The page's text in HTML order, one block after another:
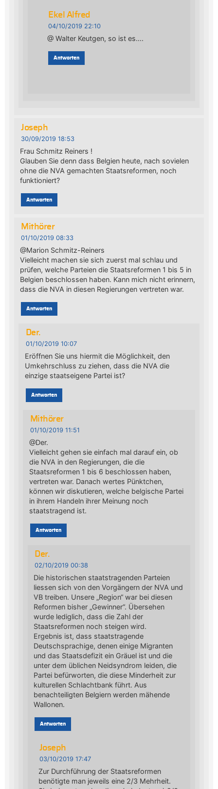
Ekel Alfred
04/10/2019 22:10
@ Walter Keutgen, so ist es….
Antworten
Joseph
30/09/2019 18:53
Frau Schmitz Reiners !
Glauben Sie denn dass Belgien heute, nach sovielen
ohne die NVA gemachten Staatsreformen, noch
funktioniert?
Antworten
Mithörer
01/10/2019 08:33
@Marion Schmitz-Reiners
Vielleicht machen sie sich zuerst mal schlau und
prüfen, welche Parteien die Staatsreformen 1 bis 5 in
Belgien beschlossen haben. Kann mich nicht erinnern,
dass die NVA in diesen Regierungen vertreten war.
Antworten
Der.
01/10/2019 10:07
Eröffnen Sie uns hiermit die Möglichkeit, den
Umkehrschluss zu ziehen, dass die NVA die
einzige staatseigene Partei ist?
Antworten
Mithörer
01/10/2019 11:51
@Der.
Vielleicht gehen sie einfach mal darauf ein, ob
die NVA in den Regierungen, die die
Staatsreformen 1 bis 6 beschlossen haben,
vertreten war. Danach wertes Pünktchen,
können wir diskutieren, welche belgische Partei
in ihrem Handeln ihrer Meinung noch
staatstragend ist.
Antworten
Der.
02/10/2019 00:38
Die historischen staatstragenden Parteien
liessen sich von den Vorgängern der NVA und
VB treiben. Unsere „Region“ war bei diesen
Reformen bisher „Gewinner“. Übersehen
wurde lediglich, dass die Zahl der
Staatsreformen noch steigen wird.
Ergebnis ist, dass staatstragende
Deutschsprachige, denen einige Migranten
und das Staatsdefizit ein Gräuel ist und die
unter dem üblichen Neidsyndrom leiden, die
Partei befürworten, die diese Minderheit zur
kulturellen Schlachtbank führt. Aus
benachteiligten Belgiern werden mähende
Wallonen.
Antworten
Joseph
03/10/2019 17:47
Zur Durchführung der Staatsreformen
benötigte man jeweils eine 2/3 Mehrheit.